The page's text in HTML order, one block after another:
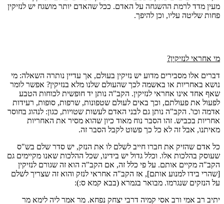
מעין מדד לרמת ההשגחה על האדם. ככל שהאדם יותר מושגח יש לנזיקין
פחות שליטה עליו, וכן להיפך.
מי אחראי לנזיקין?
דברים אלו מסבירים מדוע יש נזיקין בעולם, אך עדיין נותרה השאלה: מי
נושא באחריות או באשמה לכך שהעולם שלנו מלא בנזיקין? אפשר לומר
שאף אחד אינו אחראי לנזיקין. הקב"ה נותן יד חופשית לכוחות הטבע
לפעול את פעולתם, וכך באים לעולם שטפונות, שרפות, סופות, רעידות
אדמה וכו'. הקב"ה נותן גם לבני האדם לעשות שטויות, כגון: לנהוג בחוסר
אחריות בכביש. זהו הסבר נוח מאוד כיון שהוא מסיר את האחריות
מאיתנו, אבל זה לא כל כך פשוט לקבל הסבר זה.
כל אדם שהזיק את חברו חייב לשלם לו את הנזק, יש סדר שלם בש"ס
שעוסק בהלכות אלו. וכלל גדול יש בידינו, שכל ההלכות שאנו מקיימים גם
הקב"ה מקיים אותם. על פי כלל זה, אם הקב"ה הוא זה שגורם לנזיקין
[שהרי בידו למנוע אותם], אז הקב"ה אחראי לנזק והוא זה שצריך לשלם
על הנזקים שנגרמו. מבואר בגמרא (בבא קמא ס:):
יתיב רב אמי ורב אסי קמיה דרבי יצחק נפחא. מר אמר ליה לימא מר